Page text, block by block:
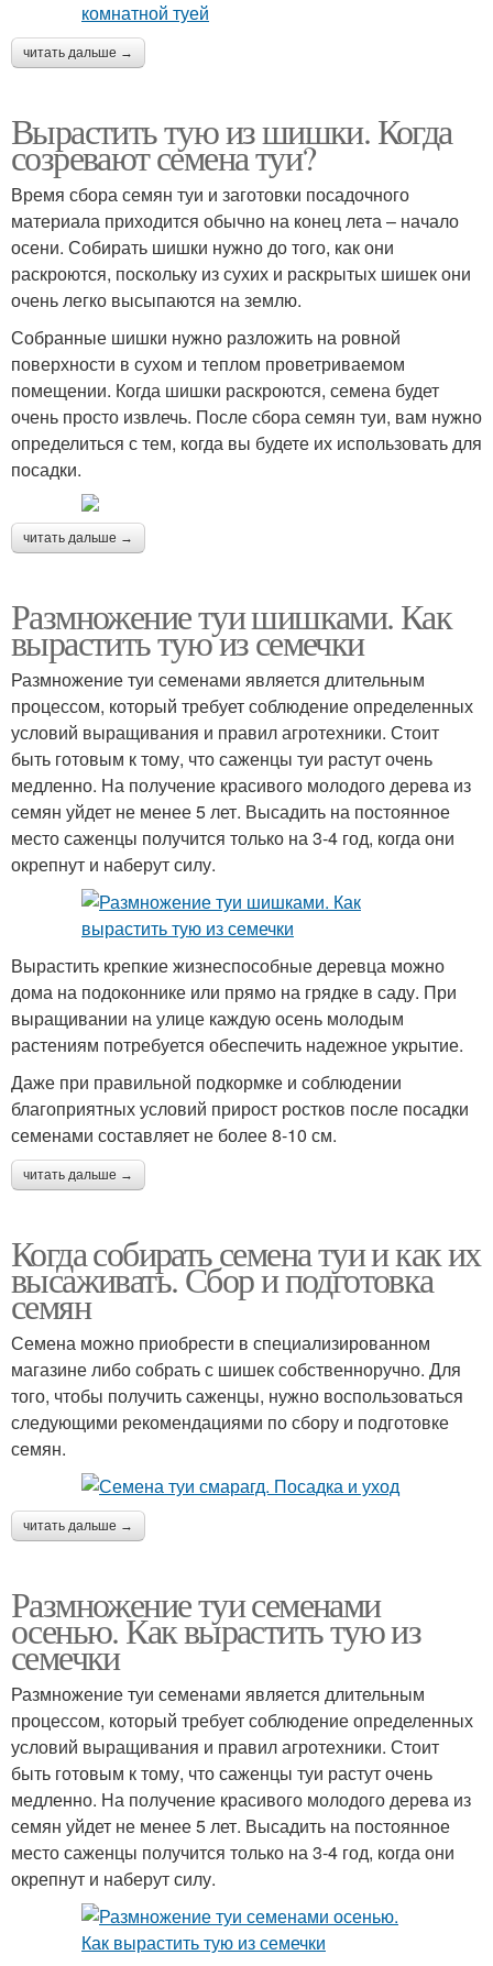
читать дальше →
Вырастить тую из шишки. Когда
созревают семена туи?
Время сбора семян туи и заготовки посадочного
материала приходится обычно на конец лета – начало
осени. Собирать шишки нужно до того, как они
раскроются, поскольку из сухих и раскрытых шишек они
очень легко высыпаются на землю.
Собранные шишки нужно разложить на ровной
поверхности в сухом и теплом проветриваемом
помещении. Когда шишки раскроются, семена будет
очень просто извлечь. После сбора семян туи, вам нужно
определиться с тем, когда вы будете их использовать для
посадки.
читать дальше →
Размножение туи шишками. Как
вырастить тую из семечки
Размножение туи семенами является длительным
процессом, который требует соблюдение определенных
условий выращивания и правил агротехники. Стоит
быть готовым к тому, что саженцы туи растут очень
медленно. На получение красивого молодого дерева из
семян уйдет не менее 5 лет. Высадить на постоянное
место саженцы получится только на 3-4 год, когда они
окрепнут и наберут силу.
Вырастить крепкие жизнеспособные деревца можно
дома на подоконнике или прямо на грядке в саду. При
выращивании на улице каждую осень молодым
растениям потребуется обеспечить надежное укрытие.
Даже при правильной подкормке и соблюдении
благоприятных условий прирост ростков после посадки
семенами составляет не более 8-10 см.
читать дальше →
Когда собирать семена туи и как их
высаживать. Сбор и подготовка
семян
Семена можно приобрести в специализированном
магазине либо собрать с шишек собственноручно. Для
того, чтобы получить саженцы, нужно воспользоваться
следующими рекомендациями по сбору и подготовке
семян.
читать дальше →
Размножение туи семенами
осенью. Как вырастить тую из
семечки
Размножение туи семенами является длительным
процессом, который требует соблюдение определенных
условий выращивания и правил агротехники. Стоит
быть готовым к тому, что саженцы туи растут очень
медленно. На получение красивого молодого дерева из
семян уйдет не менее 5 лет. Высадить на постоянное
место саженцы получится только на 3-4 год, когда они
окрепнут и наберут силу.